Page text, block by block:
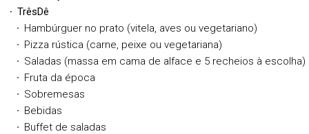
TrêsDê
Hambúrguer no prato (vitela, aves ou vegetariano)
Pizza rústica (carne, peixe ou vegetariana)
Saladas (massa em cama de alface e 5 recheios à escolha)
Fruta da época
Sobremesas
Bebidas
Buffet de saladas